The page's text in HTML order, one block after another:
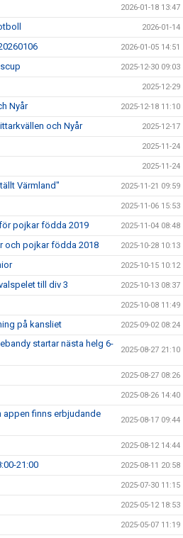
2026-01-18 13:47
2026-01-14
2026-01-05 14:51
2025-12-30 09:03
2025-12-29
Nyår 2025-12-18 11:10
och Nyår 2025-12-17
2025-11-24
2025-11-24
Värmland" 2025-11-21 09:59
2025-11-06 15:53
pojkar födda 2019 2025-11-04 08:48
och pojkar födda 2018 2025-10-28 10:13
2025-10-15 10:12
till div 3 2025-10-13 08:37
2025-10-08 11:49
på kansliet 2025-09-02 08:24
startar nästa helg 6-
2025-08-27 21:10
2025-08-27 08:26
2025-08-26 14:40
finns erbjudande
2025-08-17 09:44
2025-08-12 14:44
21:00 2025-08-11 20:58
2025-07-30 11:15
2025-05-12 18:53
2025-05-07 11:19